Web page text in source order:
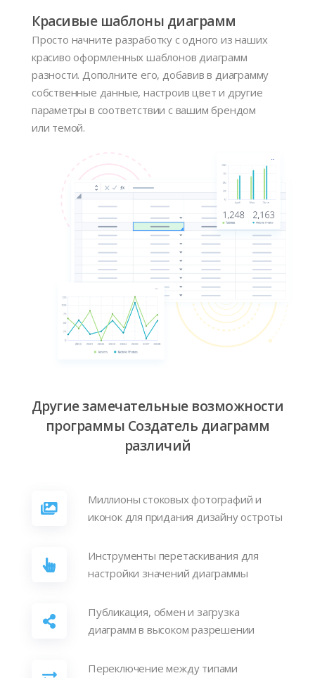
Красивые шаблоны диаграмм
Просто начните разработку с одного из наших
красиво оформленных шаблонов диаграмм
разности. Дополните его, добавив в диаграмму
собственные данные, настроив цвет и другие
параметры в соответствии с вашим брендом
или темой.
Другие замечательные возможности
программы Создатель диаграмм
различий
Миллионы стоковых фотографий и
иконок для придания дизайну остроты
Инструменты перетаскивания для
настройки значений диаграммы
Публикация, обмен и загрузка
диаграмм в высоком разрешении
Переключение между типами